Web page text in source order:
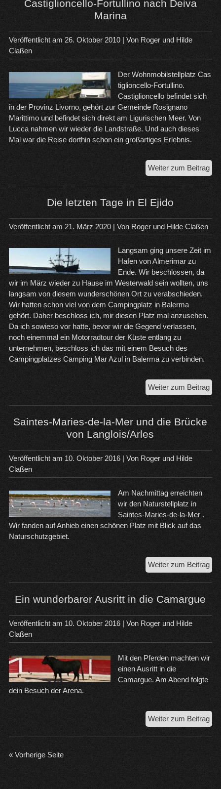
Castiglioncello-Fortullino nach Deiva
Marina
Veröffentlicht am 26. Oktober 2010| Von Roger und Hilde
Claßen
Der Wohnmobilstellplatz Cas
tiglioncello-Fortullino.
Castiglioncello befindet sich
in der Provinz Livorno, gehört zur Gemeinde Rosignano
Marittimo und befindet sich direkt am Ligurischen Meer. Von
Lucca nahmen wir wieder die Landstraße. Und auch dieses
Mal war die Reise dorthin schon ein großartiges Erlebnis.
Weiter zum Beitrag
Die letzten Tage in El Ejido
Veröffentlicht am 21. März 2020| Von Roger und Hilde Claßen
Langsam ging unsere Zeit im
Hafen von Almerimar zu
Ende. Wir beschlossen, da
wir im März wieder zu Hause im Westerwald sein wollten, uns
langsam von diesem wunderschönen Ort zu verabschieden.
Wir hatten schon viel von dem Campingplatz in Balerma
gehört. Daher beschloss ich, mir diesen Platz mal anzusehen.
Da ich sowieso vor hatte, bevor wir die Gegend verlassen,
noch einemmal ein Motorradtour der Küste entlang zu
unternehmen, beschloss ich das mit einem Besuch des
Campingplatzes Camping Mar Azul in Balerma zu verbinden.
Weiter zum BeitragDie
in
Saintes-Maries-de-la-Mer und die Brücke
von Langlois/Arles
Veröffentlicht am 10. Oktober 2016| Von Roger und Hilde
Claßen
Am Nachmittag erreichten
wir den Naturstellplatz in
Saintes-Maries-de-la-Mer .
Wir fanden auf Anhieb einen schönen Platz mit Blick auf das
Naturschutzgebiet.
Weiter zum Beitrag
la-
und
die
von
Ein wunderbarer Ausritt in die Camargue
Veröffentlicht am 10. Oktober 2016| Von Roger und Hilde
Claßen
Mit den Pferden machten wir
einen Ausritt in die
Camargue. Am Abend folgte
dein Besuch der Arena.
Weiter zum BeitragEin
« Vorherige Seite